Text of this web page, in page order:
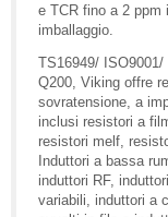
e TCR fino a 2 ppm
imballaggio.
TS16949/
Q200, Viking offre
sovratensione, a
inclusi resistori a
resistori melf,
Induttori a bassa
induttori RF,
variabili, induttori a